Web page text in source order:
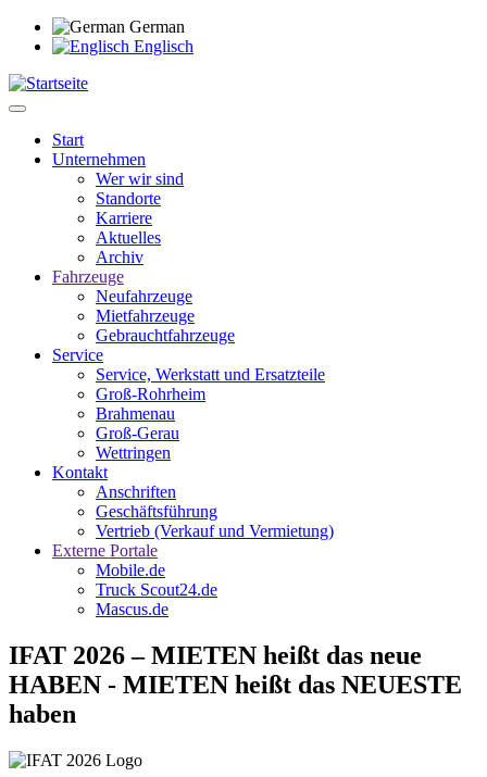
Direkt
zum
German
Englisch
Main
Start
Unternehmen
Wer wir sind
Standorte
Karriere
Aktuelles
Archiv
Fahrzeuge
Neufahrzeuge
Mietfahrzeuge
Gebrauchtfahrzeuge
Service
Service, Werkstatt und Ersatzteile
Groß-Rohrheim
Brahmenau
Groß-Gerau
Wettringen
Kontakt
Anschriften
Geschäftsführung
Vertrieb (Verkauf und Vermietung)
Externe Portale
Mobile.de
Truck Scout24.de
Mascus.de
IFAT 2026 – MIETEN heißt das neue
HABEN - MIETEN heißt das NEUESTE
haben